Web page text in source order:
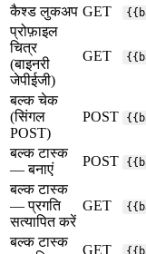
कैश्ड लुकअप GET
प्रोफ़ाइल
चित्र
(बाइनरी
जेपीईजी)
GET
बल्क चेक
(सिंगल
POST)
POST
बल्क टास्क
— बनाएं
POST
बल्क टास्क
— प्रगति
सत्यापित करें
GET
बल्क टास्क
GET